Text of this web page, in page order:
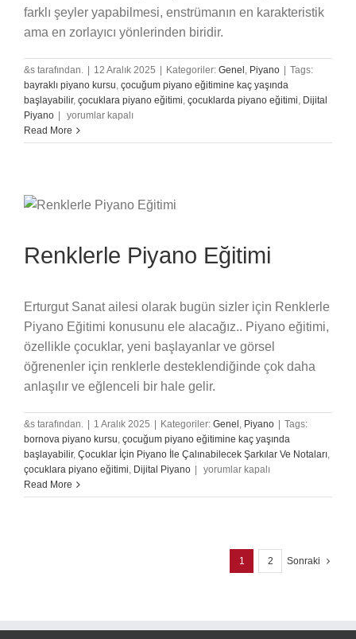
farklı şeyler yapabilmesi, enstrümanın en karakteristik
ama en zorlayıcı yönlerinden biridir.
&s tarafından. 12 Aralık 2025 Kategoriler: Genel , Piyano
Tags:
bayraklı piyano kursu, çocuğum piyano eğitimine kaç yaşında
başlayabilir, çocuklara piyano eğitimi, çocuklarda piyano eğitimi, Dijital
Piyano
Piyanoda
Sağ
ve
Kazandıran
için
yorumlar kapalı
Read More
Renklerle Piyano Eğitimi
Erturgut Sanat ailesi olarak bugün sizler için Renklerle
Piyano Eğitimi konusunu ele alacağız.. Piyano eğitimi,
özellikle çocuklar, yeni başlayanlar ve görsel
öğrenenler için renklerle desteklendiğinde çok daha
anlaşılır ve eğlenceli bir hale gelir.
&s tarafından. 1 Aralık 2025 Kategoriler: Genel , Piyano
Tags:
bornova piyano kursu, çocuğum piyano eğitimine kaç yaşında
başlayabilir, Çocuklar İçin Piyano İle Çalınabilecek Şarkılar Ve Notaları,
çocuklara piyano eğitimi, Dijital Piyano
Renklerle
Eğitimi
yorumlar kapalı
Read More
1 2 Sonraki